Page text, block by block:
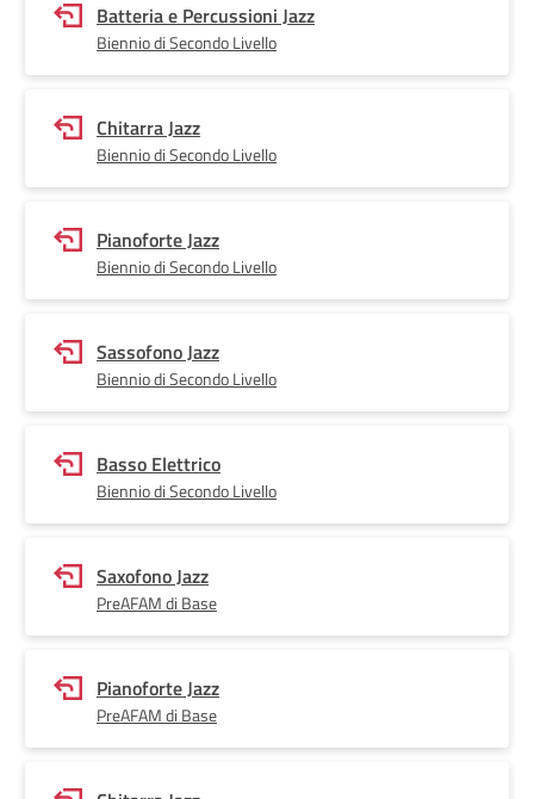
Batteria e Percussioni Jazz
Biennio di Secondo Livello
Chitarra Jazz
Biennio di Secondo Livello
Pianoforte Jazz
Biennio di Secondo Livello
Sassofono Jazz
Biennio di Secondo Livello
Basso Elettrico
Biennio di Secondo Livello
Saxofono Jazz
PreAFAM di Base
Pianoforte Jazz
PreAFAM di Base